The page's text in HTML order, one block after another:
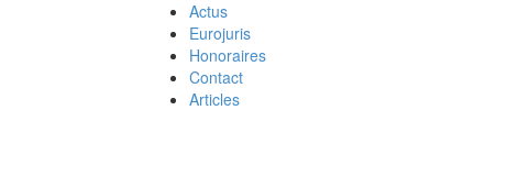
Actus
Eurojuris
Honoraires
Contact
Articles